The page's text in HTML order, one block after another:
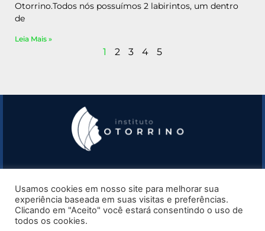
Otorrino.Todos nós possuímos 2 labirintos, um dentro
de
Leia Mais »
1 2 3 4 5
(11) 97823-5979
(11) 3257-0848
Usamos cookies em nosso site para melhorar sua
experiência baseada em suas visitas e preferências.
Clicando em "Aceito" você estará consentindo o uso de
todos os cookies.